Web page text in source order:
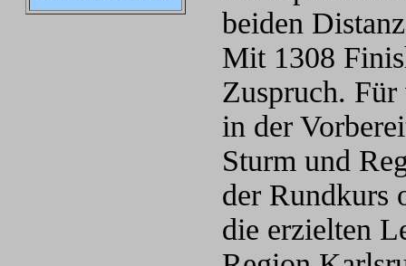
beiden
Mit 1308
Zuspruch.
in der
Sturm und
der Rundkurs
die erzielten